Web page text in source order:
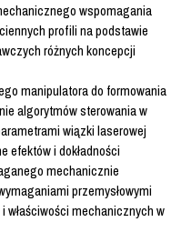
wspomagania
profili na podstawie
różnych koncepcji
manipulatora do formowania
algorytmów sterowania w
wiązki laserowej
efektów i dokładności
mechanicznie
przemysłowymi
właściwości mechanicznych w